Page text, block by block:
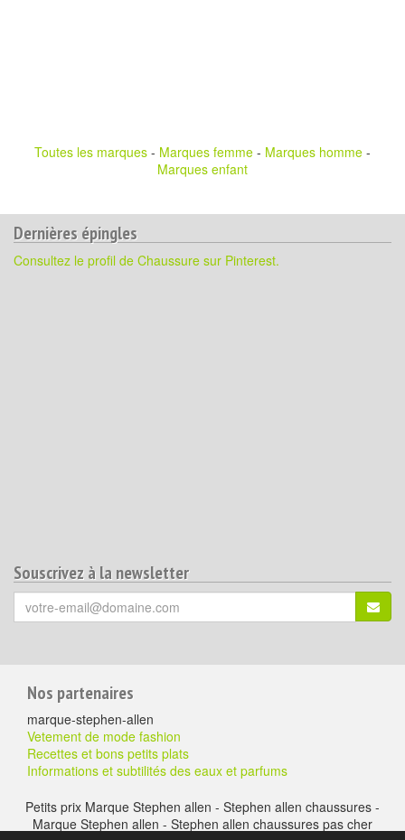
Toutes les marques - Marques femme - Marques homme -
Marques enfant
Dernières épingles
Consultez le profil de Chaussure sur Pinterest.
Souscrivez à la newsletter
Votre
email
Pour
aller
plus
loin
Nos partenaires
marque-stephen-allen
Vetement de mode fashion
Recettes et bons petits plats
Informations et subtilités des eaux et parfums
Petits prix Marque Stephen allen - Stephen allen chaussures -
Marque Stephen allen - Stephen allen chaussures pas cher